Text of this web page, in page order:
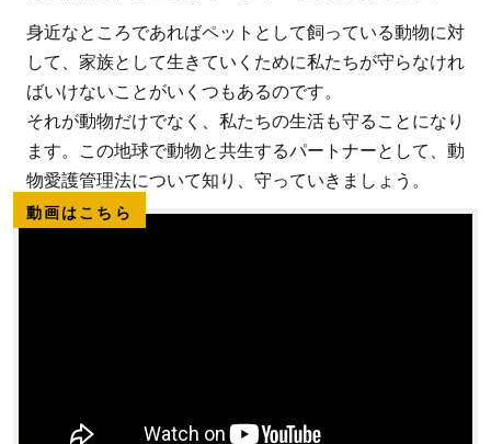
身近なところであればペットとして飼っている動物に対
して、家族として生きていくために私たちが守らなけれ
ばいけないことがいくつもあるのです。
それが動物だけでなく、私たちの生活も守ることになり
ます。この地球で動物と共生するパートナーとして、動
物愛護管理法について知り、守っていきましょう。
動画はこちら